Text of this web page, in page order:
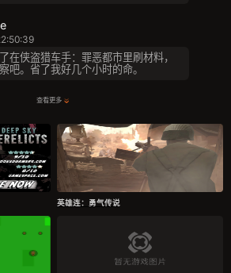
在侠盗猎车手：罪恶都市里刷材料，
吧。省了我好几个小时的命。
查看更多
英雄连：勇气传说